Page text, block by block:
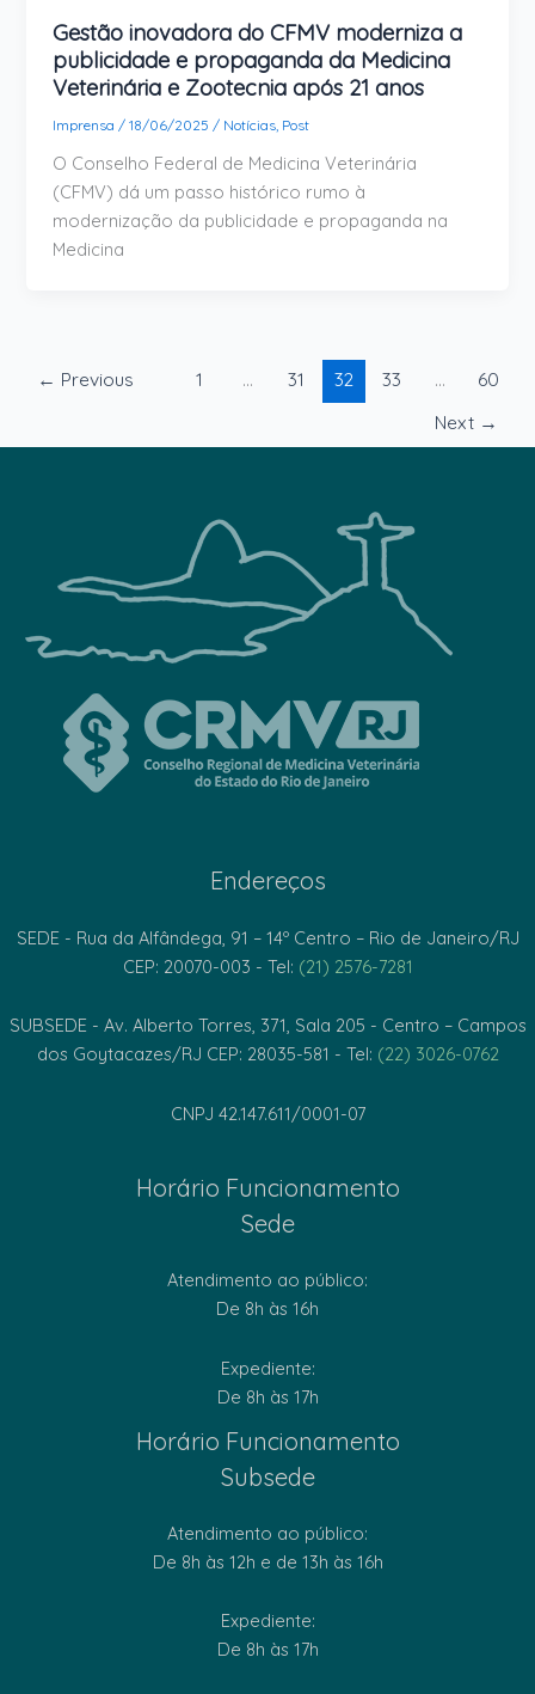
Gestão inovadora do CFMV moderniza a
publicidade e propaganda da Medicina
Veterinária e Zootecnia após 21 anos
Imprensa/18/06/2025/ Notícias, Post
O Conselho Federal de Medicina Veterinária
(CFMV) dá um passo histórico rumo à
modernização da publicidade e propaganda na
Medicina
← Previous 1 … 31 32 33 …
60
Next →
Endereços
SEDE - Rua da Alfândega, 91 – 14º Centro – Rio de Janeiro/RJ
CEP: 20070-003 - Tel: (21) 2576-7281
SUBSEDE - Av. Alberto Torres, 371, Sala 205 - Centro – Campos
dos Goytacazes/RJ CEP: 28035-581 - Tel: (22) 3026-0762
CNPJ 42.147.611/0001-07
Horário Funcionamento
Sede
Atendimento ao público:
De 8h às 16h
Expediente:
De 8h às 17h
Horário Funcionamento
Subsede
Atendimento ao público:
De 8h às 12h e de 13h às 16h
Expediente:
De 8h às 17h